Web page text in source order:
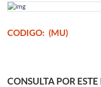
CODIGO: (MU)
CONSULTA POR